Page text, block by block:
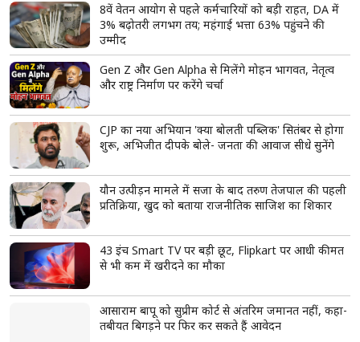
8वें वेतन आयोग से पहले कर्मचारियों को बड़ी राहत, DA में
3% बढ़ोतरी लगभग तय; महंगाई भत्ता 63% पहुंचने की
उम्मीद
Gen Z और Gen Alpha से मिलेंगे मोहन भागवत, नेतृत्व
और राष्ट्र निर्माण पर करेंगे चर्चा
CJP का नया अभियान 'क्या बोलती पब्लिक' सितंबर से होगा
शुरू, अभिजीत दीपके बोले- जनता की आवाज सीधे सुनेंगे
यौन उत्पीड़न मामले में सजा के बाद तरुण तेजपाल की पहली
प्रतिक्रिया, खुद को बताया राजनीतिक साजिश का शिकार
43 इंच Smart TV पर बड़ी छूट, Flipkart पर आधी कीमत
से भी कम में खरीदने का मौका
आसाराम बापू को सुप्रीम कोर्ट से अंतरिम जमानत नहीं, कहा-
तबीयत बिगड़ने पर फिर कर सकते हैं आवेदन